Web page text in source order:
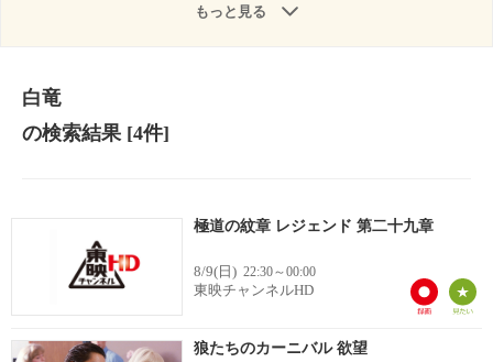
もっと見る
白竜
の検索結果[4件]
極道の紋章 レジェンド 第二十九章
8/9(日) 22:30～00:00
東映チャンネルHD
狼たちのカーニバル 欲望